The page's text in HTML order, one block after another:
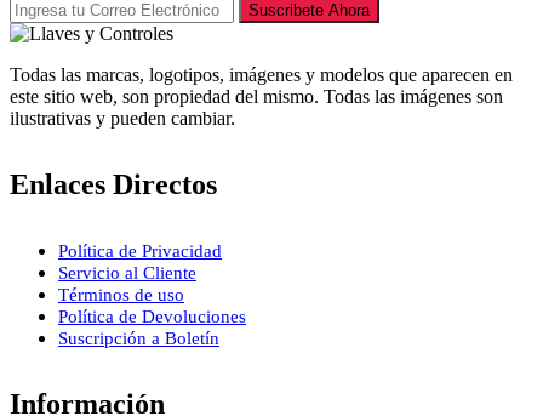
Suscribete Ahora
Todas las marcas, logotipos, imágenes y modelos que aparecen en
este sitio web, son propiedad del mismo. Todas las imágenes son
ilustrativas y pueden cambiar.
Enlaces Directos
Política de Privacidad
Servicio al Cliente
Términos de uso
Política de Devoluciones
Suscripción a Boletín
Información